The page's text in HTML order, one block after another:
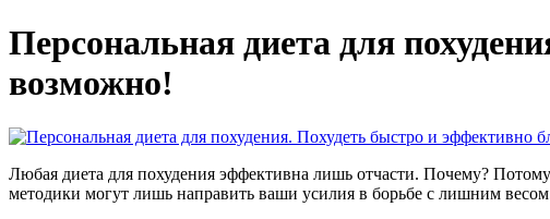
Персональная диета для
возможно!
Любая диета для похудения эффективна лишь отчасти. Почему?
методики могут лишь направить ваши усилия в борьбе с лишним